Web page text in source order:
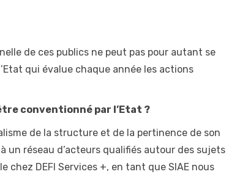
de ces publics ne peut pas pour autant se
qui évalue chaque année les actions
conventionné par l’Etat ?
de la structure et de la pertinence de son
un réseau d’acteurs qualifiés autour des sujets
chez DEFI Services +, en tant que SIAE nous